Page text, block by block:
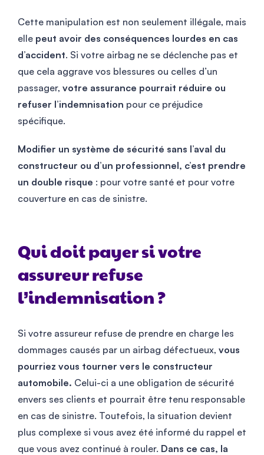
Cette manipulation est non seulement illégale, mais
elle peut avoir des conséquences lourdes en cas
d’accident. Si votre airbag ne se déclenche pas et
que cela aggrave vos blessures ou celles d’un
passager, votre assurance pourrait réduire ou
refuser l’indemnisation pour ce préjudice
spécifique.
Modifier un système de sécurité sans l’aval du
constructeur ou d’un professionnel, c’est prendre
un double risque : pour votre santé et pour votre
couverture en cas de sinistre.
Qui doit payer si votre
assureur refuse
l’indemnisation ?
Si votre assureur refuse de prendre en charge les
dommages causés par un airbag défectueux, vous
pourriez vous tourner vers le constructeur
automobile. Celui-ci a une obligation de sécurité
envers ses clients et pourrait être tenu responsable
en cas de sinistre. Toutefois, la situation devient
plus complexe si vous avez été informé du rappel et
que vous avez continué à rouler. Dans ce cas, la